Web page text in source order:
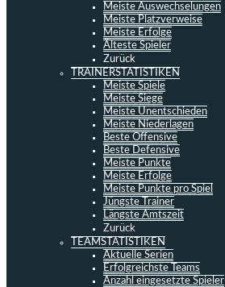
Meiste Auswechselungen
Meiste Platzverweise
Meiste Erfolge
Älteste Spieler
Zurück
TRAINERSTATISTIKEN
Meiste Spiele
Meiste Siege
Meiste Unentschieden
Meiste Niederlagen
Beste Offensive
Beste Defensive
Meiste Punkte
Meiste Erfolge
Meiste Punkte pro Spiel
Jüngste Trainer
Längste Amtszeit
Zurück
TEAMSTATISTIKEN
Aktuelle Serien
Erfolgreichste Teams
Anzahl eingesetzte Spieler